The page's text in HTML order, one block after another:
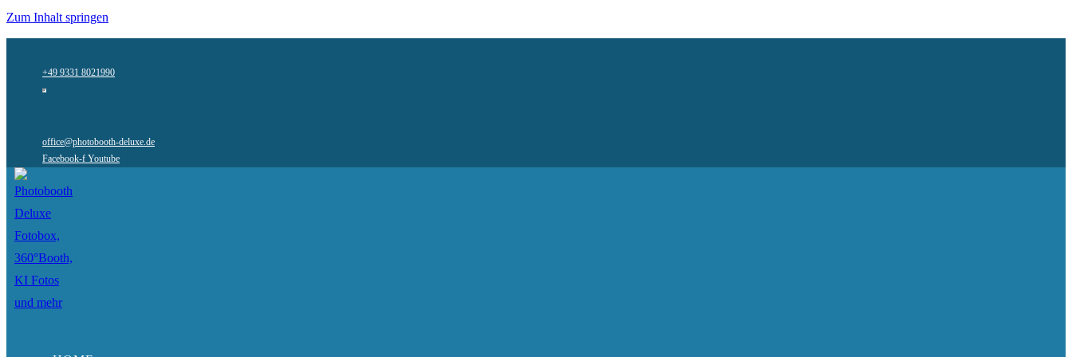
Zum Inhalt springen
+49 9331 8021990
office@photobooth-deluxe.de
Facebook-f Youtube